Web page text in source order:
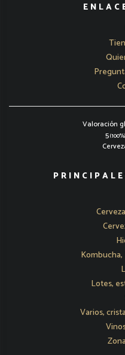
Valoración
5(100%)
Lotes,
Varios,